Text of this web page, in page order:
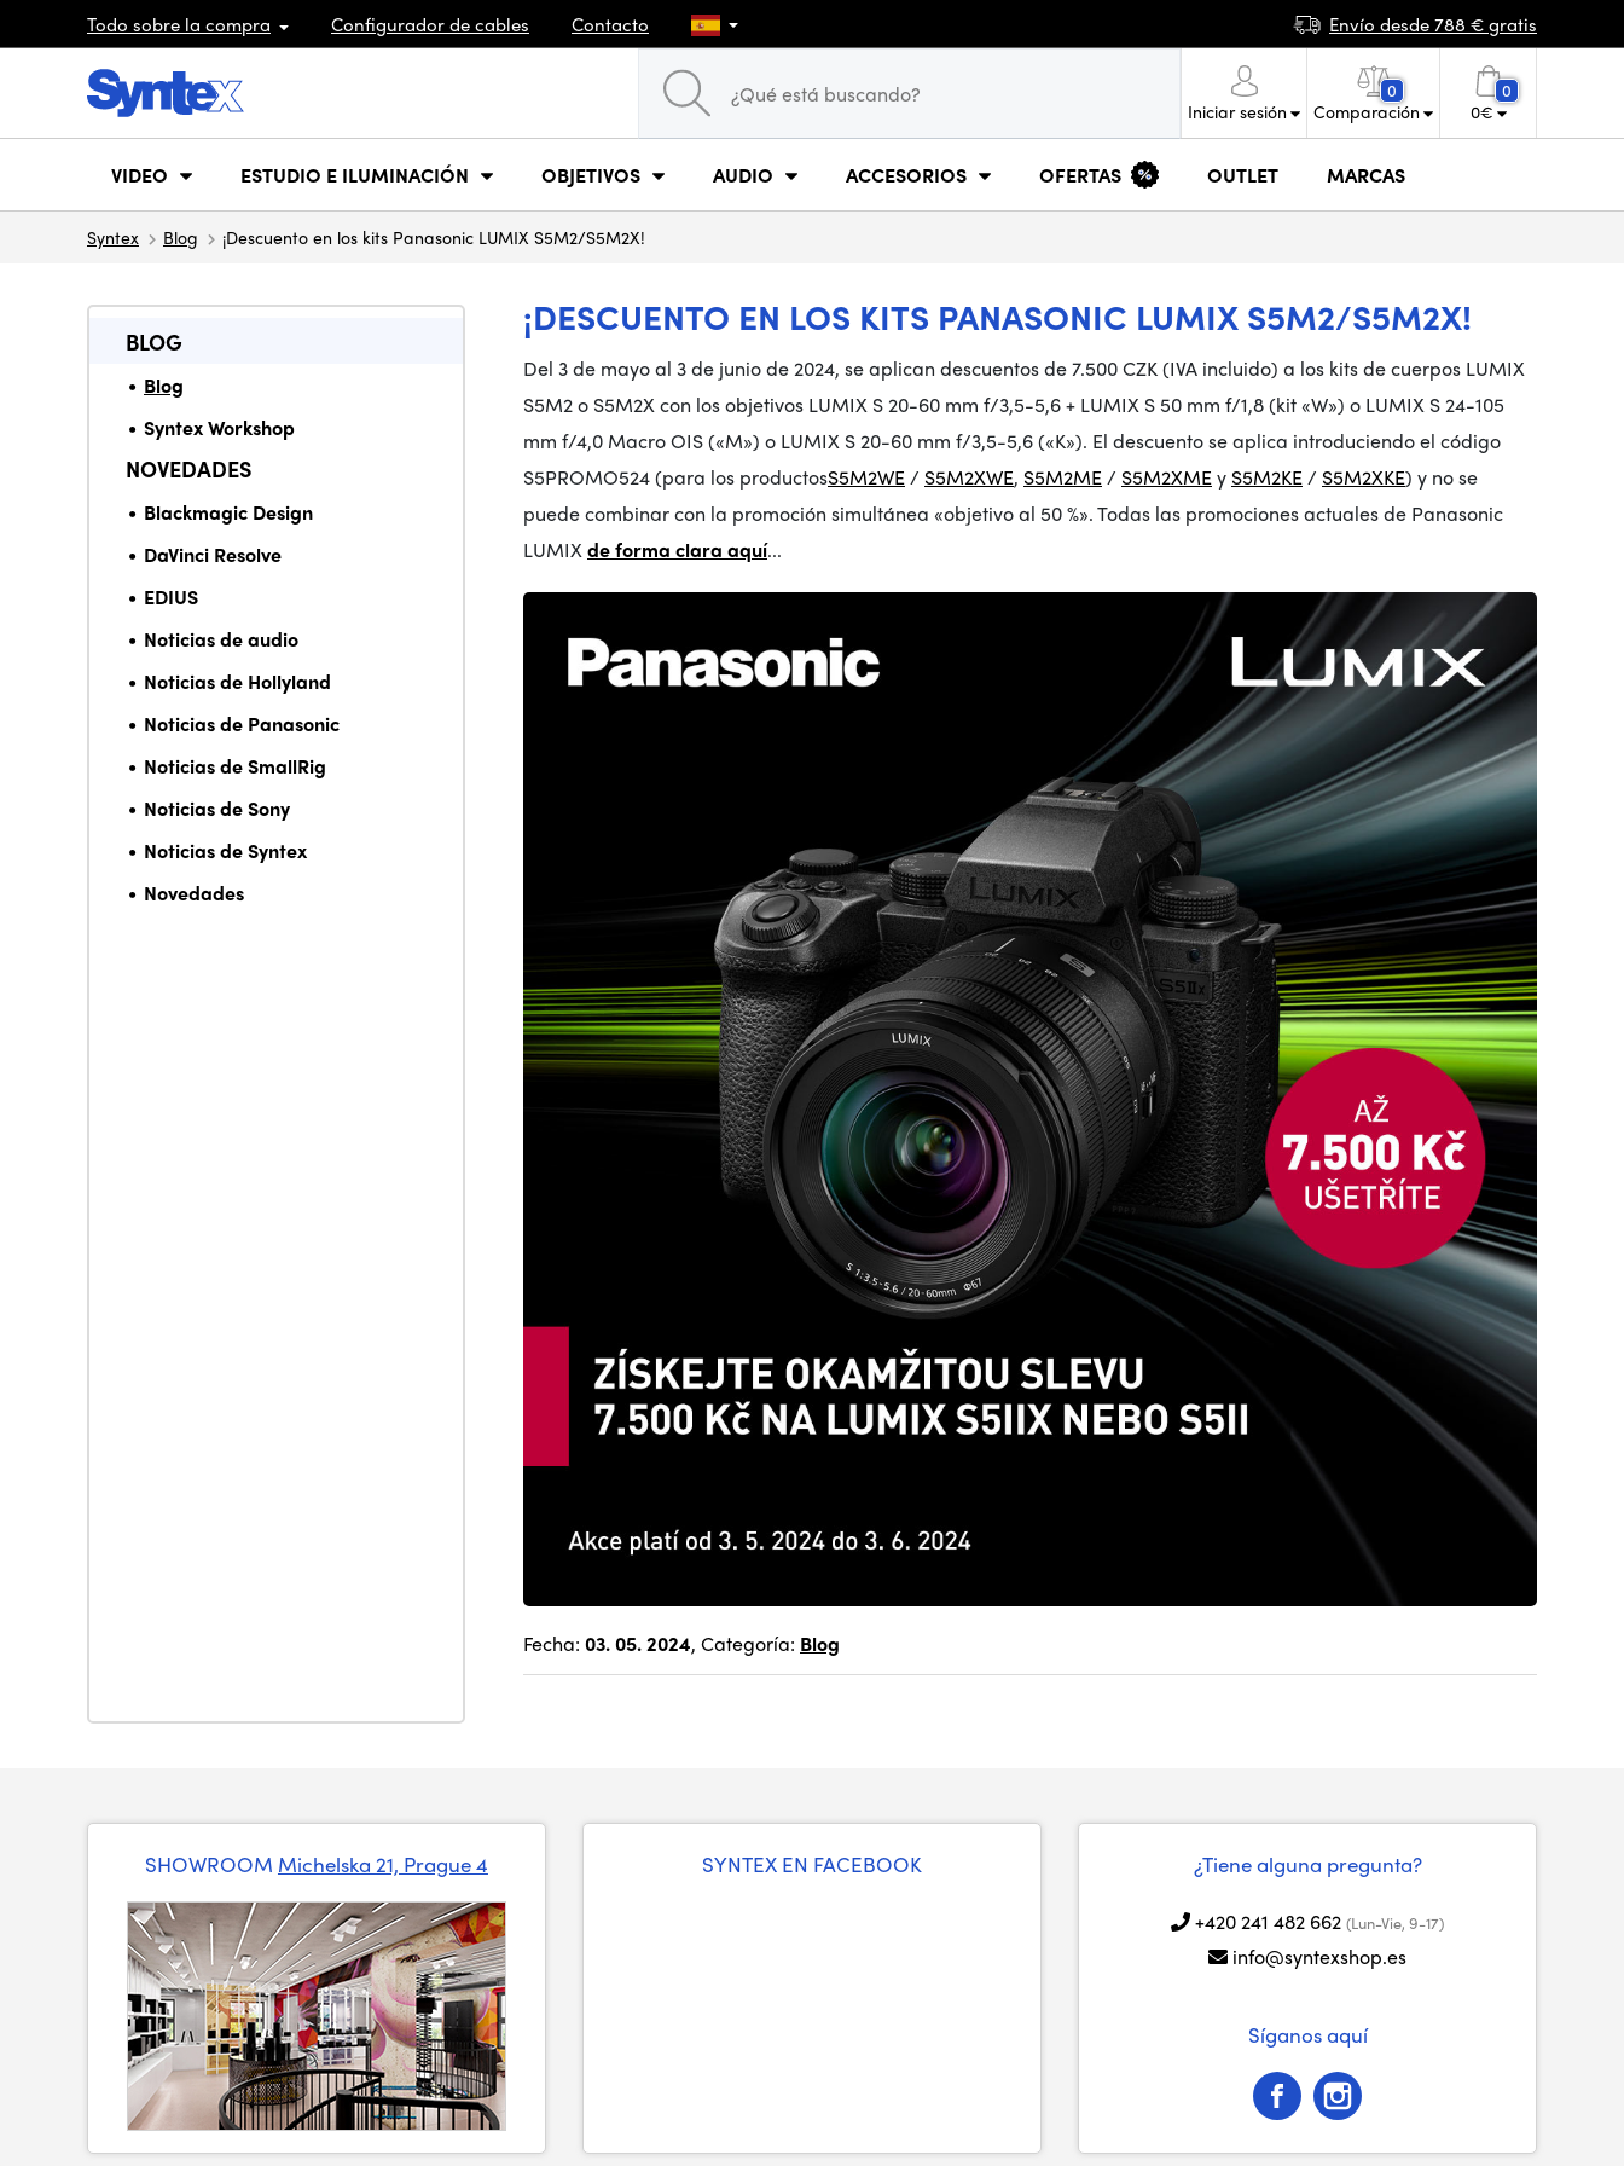
Todo sobre la compra Configurador de cables Contacto Envío desde 788 € gratis
Iniciar sesión
0
Comparación
0
0€
VIDEO ESTUDIO E ILUMINACIÓN OBJETIVOS AUDIO ACCESORIOS OFERTAS OUTLET MARCAS
Syntex Blog ¡Descuento en los kits Panasonic LUMIX S5M2/S5M2X!
¡DESCUENTO EN LOS KITS PANASONIC LUMIX S5M2/S5M2X!
BLOG
Blog
Syntex Workshop
NOVEDADES
Blackmagic Design
DaVinci Resolve
EDIUS
Noticias de audio
Noticias de Hollyland
Noticias de Panasonic
Noticias de SmallRig
Noticias de Sony
Noticias de Syntex
Novedades
Del 3 de mayo al 3 de junio de 2024, se aplican descuentos de 7.500 CZK (IVA incluido) a los kits de cuerpos LUMIX
S5M2 o S5M2X con los objetivos LUMIX S 20-60 mm f/3,5-5,6 + LUMIX S 50 mm f/1,8 (kit «W») o LUMIX S 24-105
mm f/4,0 Macro OIS («M») o LUMIX S 20-60 mm f/3,5-5,6 («K»). El descuento se aplica introduciendo el código
S5PROMO524 (para los productosS5M2WE/ S5M2XWE, S5M2ME/ S5M2XMEy S5M2KE/ S5M2XKE) y no se
puede combinar con la promoción simultánea «objetivo al 50 %». Todas las promociones actuales de Panasonic
LUMIXde forma clara aquí...
Fecha: 03. 05. 2024, Categoría: Blog
SHOWROOM Michelska 21, Prague 4 SYNTEX EN FACEBOOK ¿Tiene alguna pregunta?
+420 241 482 662 (Lun-Vie, 9-17)
info@syntexshop.es
Síganos aquí